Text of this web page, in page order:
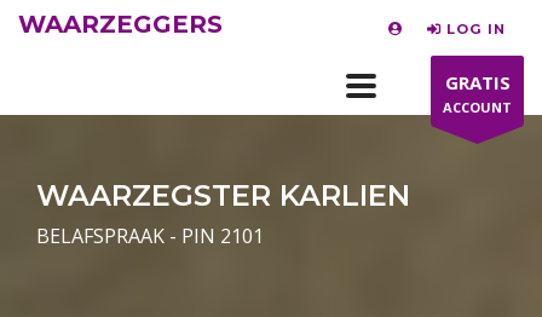
WAARZEGGERS LOG IN
GRATIS
ACCOUNT
WAARZEGSTER KARLIEN
BELAFSPRAAK - PIN 2101